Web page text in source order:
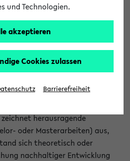
der Universität Bielefeld
für Abschlussarbeiten. Sie
mit Ihrer Abschlussarbeit beim
Bitte nutzen Sie für Ihre
https://formulare.uni-
form/provide/913/>. Die
herausragende
oder Masterarbeiten) aus,
sich theoretisch oder
nachhaltiger Entwicklung
und Technologien.
akzeptieren
Cookies zulassen
Barrierefreiheit